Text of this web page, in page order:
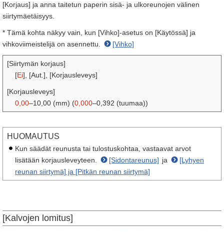
[Korjaus] ja anna taitetun paperin sisä- ja ulkoreunojen välinen
siirtymäetäisyys.
* Tämä kohta näkyy vain, kun [Vihko]-asetus on [Käytössä] ja
vihkoviimeistelijä on asennettu.
[Vihko]
[Siirtymän korjaus]
[Ei], [Aut.], [Korjausleveys]
[Korjausleveys]
0,00–10,00 (mm) (0,000–0,392 (tuumaa))
HUOMAUTUS
Kun säädät reunusta tai tulostuskohtaa, vastaavat arvot
lisätään korjausleveyteen.
[Sidontareunus] ja
[Lyhyen
reunan siirtymä] ja [Pitkän reunan siirtymä]
[Kalvojen lomitus]